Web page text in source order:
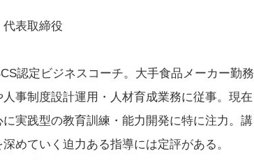
表取締役
認定ビジネスコーチ。大手食品メーカー勤務
事制度設計運用・人材育成業務に従事。現在
実践型の教育訓練・能力開発に特に注力。講
めていく迫力ある指導には定評がある。